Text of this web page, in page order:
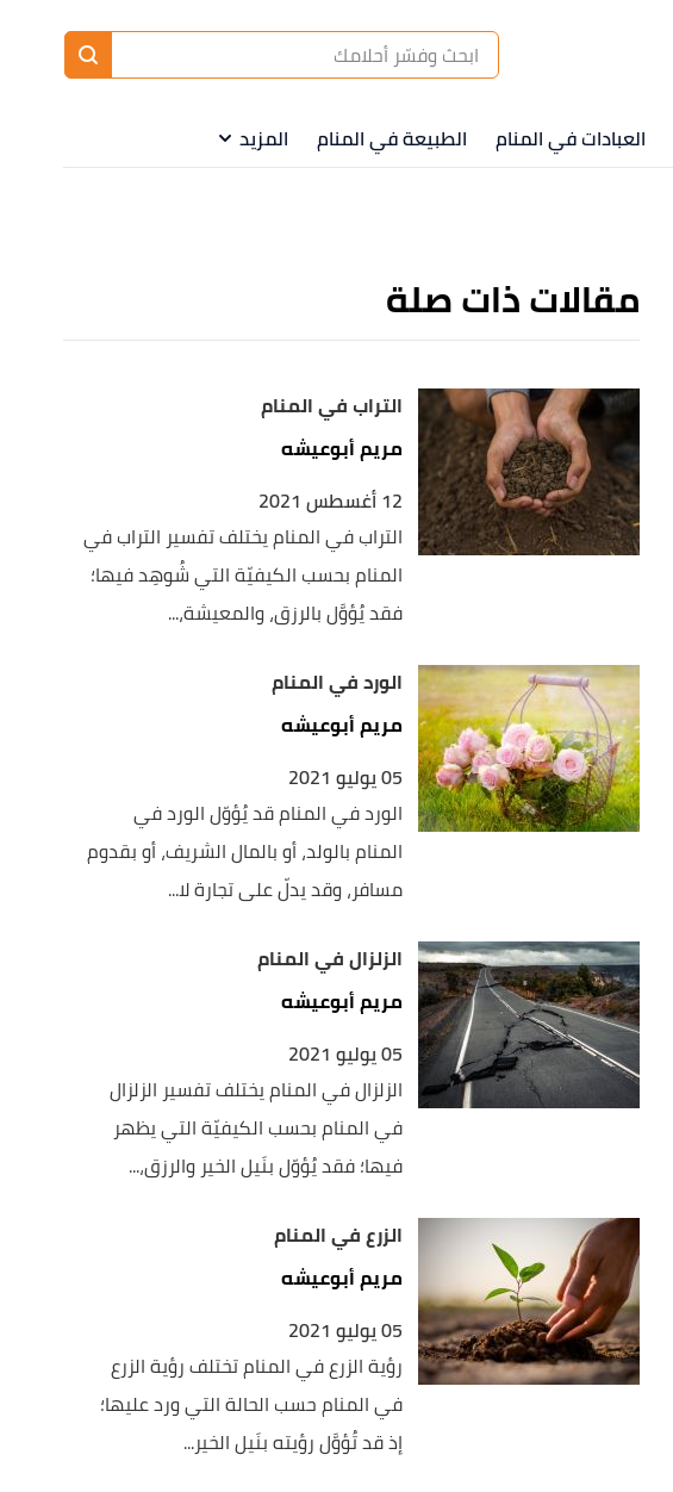
العبادات في المنام الطبيعة في المنام المزيد
مقالات ذات صلة
التراب في المنام
مريم أبوعيشه
12 أغسطس 2021
التراب في المنام يختلف تفسير التراب في
المنام بحسب الكيفيّة التي شُوهِد فيها؛
فقد يُؤوَّل بالرزق، والمعيشة،...
الورد في المنام
مريم أبوعيشه
05 يوليو 2021
الورد في المنام قد يُؤوّل الورد في
المنام بالولد، أو بالمال الشريف، أو بقدوم
مسافر، وقد يدلّ على تجارة لا...
الزلزال في المنام
مريم أبوعيشه
05 يوليو 2021
الزلزال في المنام يختلف تفسير الزلزال
في المنام بحسب الكيفيّة التي يظهر
فيها؛ فقد يُؤوّل بنَيل الخير والرزق،...
الزرع في المنام
مريم أبوعيشه
05 يوليو 2021
رؤية الزرع في المنام تختلف رؤية الزرع
في المنام حسب الحالة التي ورد عليها؛
إذ قد تُؤوَّل رؤيته بنَيل الخير...